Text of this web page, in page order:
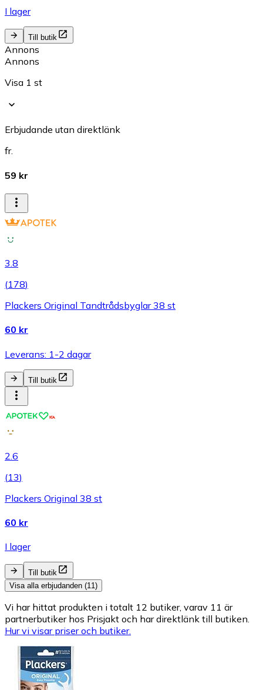
I lager
Till butik
Annons
Annons
Visa 1 st
Erbjudande utan direktlänk
fr.
59 kr
3.8
(178)
Plackers Original Tandtrådsbyglar 38 st
60 kr
Leverans: 1-2 dagar
Till butik
2.6
(13)
Plackers Original 38 st
60 kr
I lager
Till butik
Visa alla erbjudanden (11)
Vi har hittat produkten i totalt 12 butiker, varav 11 är
partnerbutiker hos Prisjakt och har direktlänk till butiken.
Hur vi visar priser och butiker.